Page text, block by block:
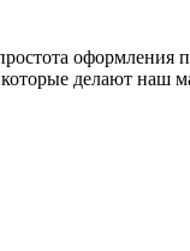
оформления
делают наш